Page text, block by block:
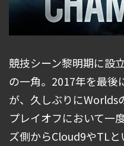
競技シーン黎明期に設
の一角。2017年を最後
が、久しぶりにWorlds
プレイオフにおいて一
ズ側からCloud9やTL